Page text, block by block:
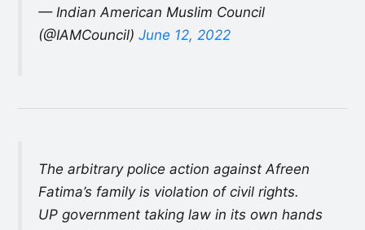
— Indian American Muslim Council
(@IAMCouncil) June 12, 2022
The arbitrary police action against Afreen
Fatima’s family is violation of civil rights.
UP government taking law in its own hands